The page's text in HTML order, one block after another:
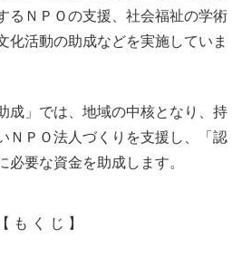
るＮＰＯの支援、社会福祉の学術
化活動の助成などを実施していま
成」では、地域の中核となり、持
ＮＰＯ法人づくりを支援し、「認
必要な資金を助成します。
【 も く じ 】